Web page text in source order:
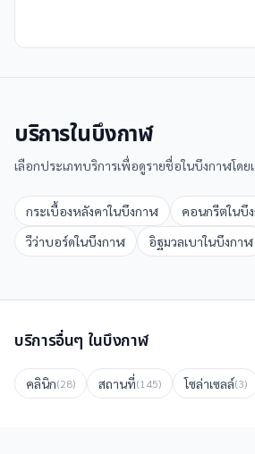
บริการในบึงกาฬ
เลือกประเภทบริการเพื่อดูรายชื่อในบึงกาฬโดย
กระเบื้องหลังคาในบึงกาฬ คอนกรีตในบึ
วีว่าบอร์ดในบึงกาฬ อิฐมวลเบาในบึงกาฬ
บริการอื่นๆ ในบึงกาฬ
คลินิก(28) สถานที่(145) โซล่าเซลล์(3)